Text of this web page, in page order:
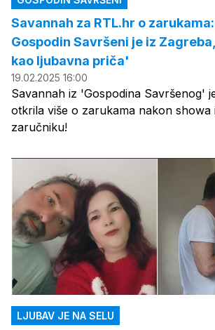
Savannah za RTL.hr o
Gospodin Savršeni je iz
kao ljubavna priča'
19.02.2025 16:00
Savannah iz 'Gospodina Savršenog'
otkrila više o zarukama nakon showa
zaručniku!
LJUBAV JE NA SELU